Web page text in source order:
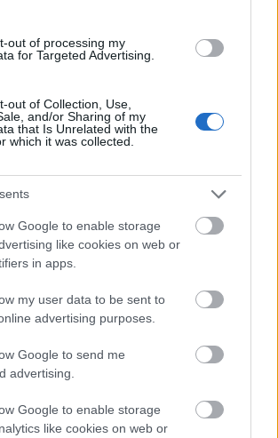
out of processing my
for Targeted Advertising.
out of Collection, Use,
and/or Sharing of my
that Is Unrelated with the
which it was collected.
Google to enable storage
like cookies on web or
in apps.
my user data to be sent to
advertising purposes.
Google to send me
advertising.
Google to enable storage
like cookies on web or
legdrágább olimpiáját 2014
Oroszországban, a Fekete-
üdülővárosban, Szocsiban.
dollárt felemésztő
is nyári olimpia volt, mégis kb.
le a korábbi rekordtartó